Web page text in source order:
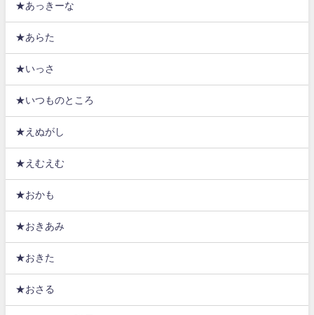
★あっきーな
★あらた
★いっさ
★いつものところ
★えぬがし
★えむえむ
★おかも
★おきあみ
★おきた
★おさる